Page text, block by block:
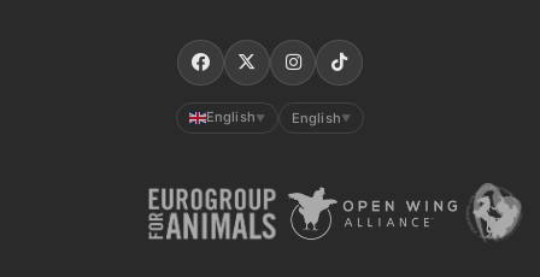
English ▼ English ▼